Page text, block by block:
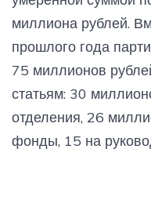
миллиона рублей.
прошлого года
75 миллионов
статьям: 30
отделения, 26
фонды, 15 на